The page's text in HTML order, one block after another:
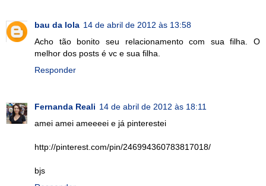
bau da lola 14 de abril de 2012 às 13:58
Acho tão bonito seu relacionamento com sua filha. O
melhor dos posts é vc e sua filha.
Responder
Fernanda Reali 14 de abril de 2012 às 18:11
amei amei ameeeei e já pinterestei
http://pinterest.com/pin/246994360783817018/
bjs